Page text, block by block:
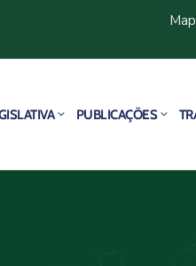
PUBLICAÇÕES